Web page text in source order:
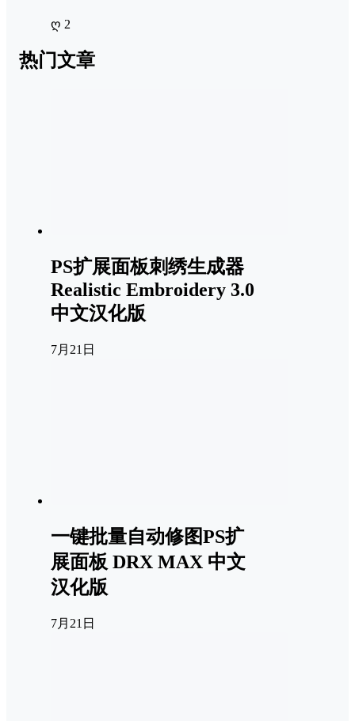
ღ 2
热门文章
PS扩展面板刺绣生成器
Realistic Embroidery 3.0
中文汉化版
7月21日
一键批量自动修图PS扩
展面板 DRX MAX 中文
汉化版
7月21日